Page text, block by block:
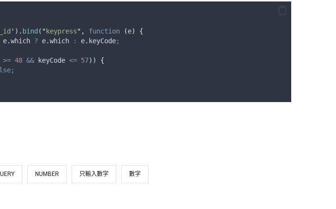
' ) . bind ( " keypress" , function (e)
{
e.which ? e.which : e. keyCode;
>= 48 && keyCode <= 57)) {
NUMBER 只輸入數字 數字